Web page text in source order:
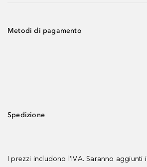
Metodi di pagamento
Spedizione
I prezzi includono l’IVA. Saranno aggiunti i